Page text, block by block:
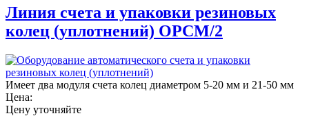
Линия счета и упаковки резиновых
колец (уплотнений) OPCM/2
Имеет два модуля счета колец диаметром 5-20 мм и 21-50 мм
Цена:
Цену уточняйте